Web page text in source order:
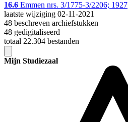
16.6 Emmen nrs. 3/1775-3/2206; 1927
laatste wijziging 02-11-2021
48 beschreven archiefstukken
48 gedigitaliseerd
totaal 22.304 bestanden
Mijn Studiezaal